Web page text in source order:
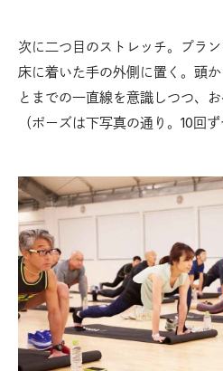
次に二つ目のストレッチ。プラ
床に着いた手の外側に置く。頭
とまでの一直線を意識しつつ、
（ポーズは下写真の通り。10回